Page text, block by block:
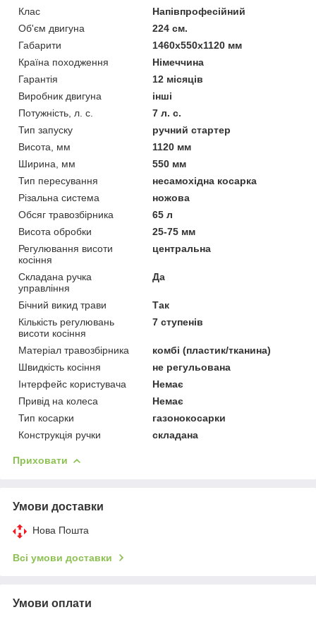
Клас
Напівпрофесійний
Об'єм двигуна
224 см.
Габарити
1460х550х1120 мм
Країна походження
Німеччина
Гарантія
12 місяців
Виробник двигуна
інші
Потужність, л. с.
7 л. с.
Тип запуску
ручний стартер
Висота, мм
1120 мм
Ширина, мм
550 мм
Тип пересування
несамохідна косарка
Різальна система
ножова
Обсяг травозбірника
65 л
Висота обробки
25-75 мм
Регулювання висоти
косіння
центральна
Складана ручка
управління
Да
Бічний викид трави
Так
Кількість регулювань
висоти косіння
7 ступенів
Матеріал травозбірника
комбі (пластик/тканина)
Швидкість косіння
не регульована
Інтерфейс користувача
Немає
Привід на колеса
Немає
Тип косарки
газонокосарки
Конструкція ручки
складана
Приховати
Умови доставки
Нова Пошта
Всі умови доставки
Умови оплати